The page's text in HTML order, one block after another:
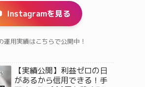
Instagramを見る
用実績はこちらで公開中！
【実績公開】利益ゼロの日
があるから信用できる！手